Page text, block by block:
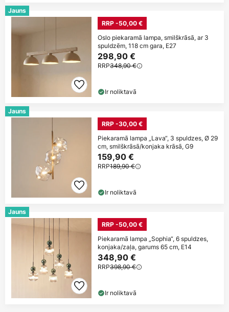
Jauns
RRP -50,00 €
Oslo piekaramā lampa, smilškrāsā, ar 3
spuldzēm, 118 cm gara, E27
298,90 €
RRP348,90 €
Ir noliktavā
Jauns
RRP -30,00 €
Piekaramā lampa „Lava“, 3 spuldzes, Ø 29
cm, smilškrāsā/konjaka krāsā, G9
159,90 €
RRP189,90 €
Ir noliktavā
Jauns
RRP -50,00 €
Piekaramā lampa „Sophia“, 6 spuldzes,
konjaka/zaļa, garums 65 cm, E14
348,90 €
RRP398,90 €
Ir noliktavā